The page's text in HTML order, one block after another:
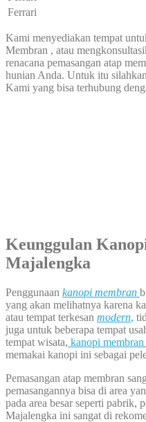
Ferrari
Kami menyediakan tempat
Membran , atau
renacana pemasangan atap
hunian Anda. Untuk itu
Kami yang bisa terhubung
Keunggulan
Majalengka
Penggunaan kanopi membran
yang akan melihatnya karena
atau tempat terkesan modern,
juga untuk beberapa tempat
tempat wisata, kanopi
memakai kanopi ini sebagai
Pemasangan atap membran
pemasangannya bisa di area
pada area besar seperti pabrik,
Majalengka ini sangat di